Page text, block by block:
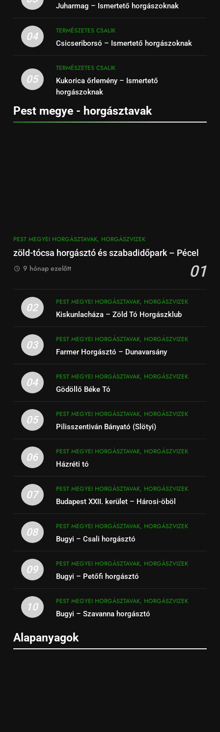
Juharmag – Ismertető horgászoknak
04
TERMÉSZETES CSALIK
Csicseriborsó – Ismertető horgászoknak
05
TERMÉSZETES CSALIK
Kukorica őrlemény – Ismertető
horgászoknak
Pest megye - horgásztavak
PEST MEGYEI HORGÁSZTAVAK, HORGÁSZVIZEK
zöld-tócsa horgásztó és szabadidőpark – Pécel
01
9 hónap ezelőtt
02
PEST MEGYEI HORGÁSZTAVAK, HORGÁSZVIZEK
Kiskunlacháza – Zöld Tó Horgászklub
03
PEST MEGYEI HORGÁSZTAVAK, HORGÁSZVIZEK
Farmer Horgásztó – Dunavarsány
04
PEST MEGYEI HORGÁSZTAVAK, HORGÁSZVIZEK
Gödöllő Béke Tó
05
PEST MEGYEI HORGÁSZTAVAK, HORGÁSZVIZEK
Pilisszentiván Bányató (Slötyi)
06
PEST MEGYEI HORGÁSZTAVAK, HORGÁSZVIZEK
Házréti tó
07
PEST MEGYEI HORGÁSZTAVAK, HORGÁSZVIZEK
Budapest XXII. kerület – Hárosi-öböl
08
PEST MEGYEI HORGÁSZTAVAK, HORGÁSZVIZEK
Bugyi – Csali horgásztó
09
PEST MEGYEI HORGÁSZTAVAK, HORGÁSZVIZEK
Bugyi – Petőfi horgásztó
10
PEST MEGYEI HORGÁSZTAVAK, HORGÁSZVIZEK
Bugyi – Szavanna horgásztó
Alapanyagok